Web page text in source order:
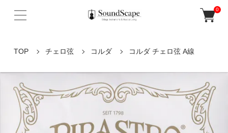
0
TOP チェロ弦 コルダ コルダ チェロ弦 A線